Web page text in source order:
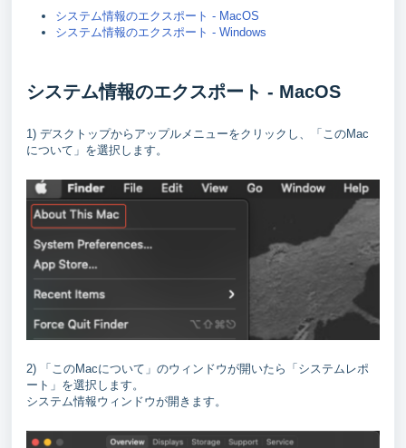
システム情報のエクスポート - MacOS
システム情報のエクスポート - Windows
システム情報のエクスポート - MacOS
1) デスクトップからアップルメニューをクリックし、「このMac
について」を選択します。
2) 「このMacについて」のウィンドウが開いたら「システムレポ
ート」を選択します。
システム情報ウィンドウが開きます。